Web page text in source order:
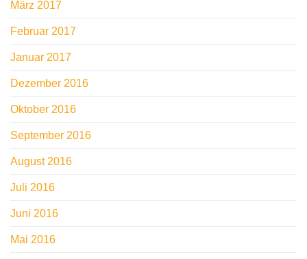
März 2017
Februar 2017
Januar 2017
Dezember 2016
Oktober 2016
September 2016
August 2016
Juli 2016
Juni 2016
Mai 2016